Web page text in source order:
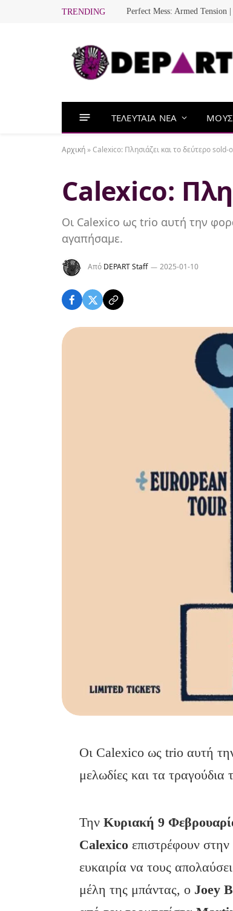
TRENDING Perfect Mess: Armed Tension
ΤΕΛΕΥΤΑΙΑ ΝΕΑ
Αρχική »Calexico: Πλησιάζει και το δεύτερο sold-
Calexico:
Οι Calexico ως trio αυτή την
αγαπήσαμε.
Από DEPART Staff 2025-01-10
Οι Calexico ως trio αυτή
μελωδίες και τα
ΤηνΚυριακή 9
Calexico επιστρέφουν
ευκαιρία να τους
μέλη της μπάντας, ο Joey